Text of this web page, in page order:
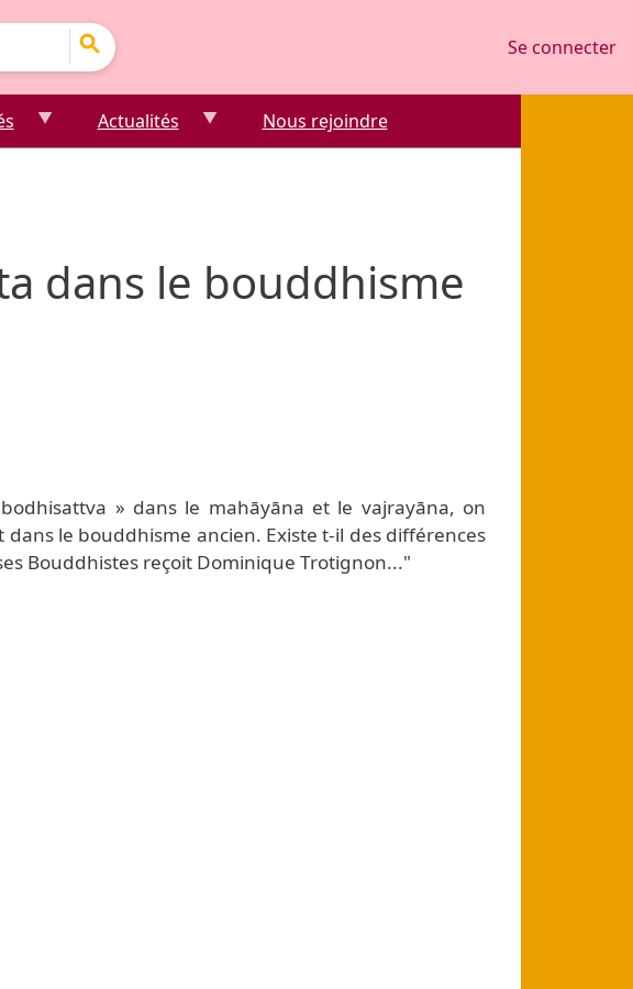
Go Se connecter
Actualités Nous rejoindre
dans le bouddhisme
bodhisattva » dans le mahāyāna et le vajrayāna, on
dans le bouddhisme ancien. Existe t-il des différences
Bouddhistes reçoit Dominique Trotignon..."